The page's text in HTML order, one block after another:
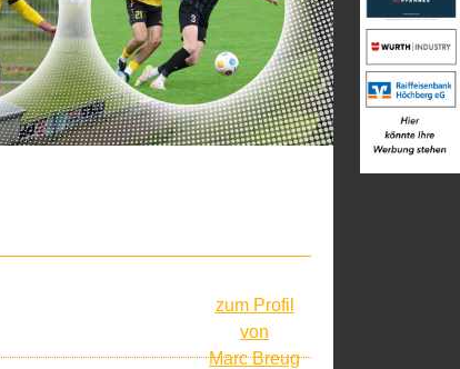
zum Profil
von
Marc Breug